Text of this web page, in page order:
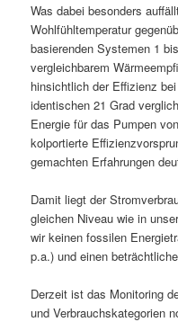
Was dabei besonders
Wohlfühltemperatur
basierenden Systemen 1
vergleichbarem
hinsichtlich der Effizienz
identischen 21 Grad
Energie für das Pumpen
kolportierte
gemachten Erfahrungen
Damit liegt der
gleichen Niveau wie in
wir keinen fossilen
p.a.) und einen
Derzeit ist das Monitoring
und Verbrauchskategorien